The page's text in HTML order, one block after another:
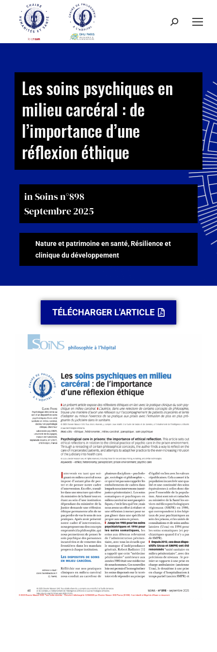
Les soins psychiques en
milieu carcéral : de
l’importance d’une
réflexion éthique
in Soins n°898
Septembre 2025
Nature et patrimoine en santé,Résilience et
clinique du développement
TÉLÉCHARGER L'ARTICLE